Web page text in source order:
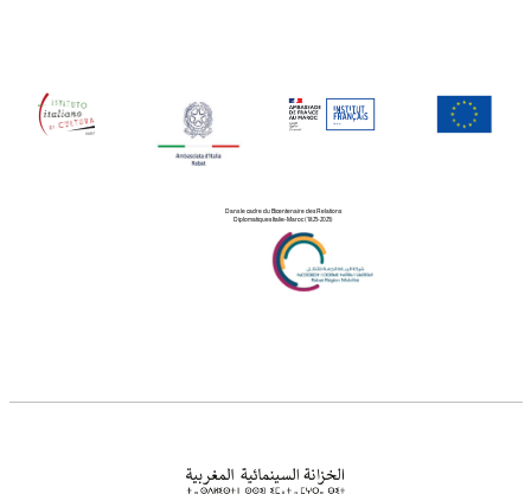
Dans le cadre du Bicentenaire des Relations
Diplomatiques Italie-Maroc (1825-2025)